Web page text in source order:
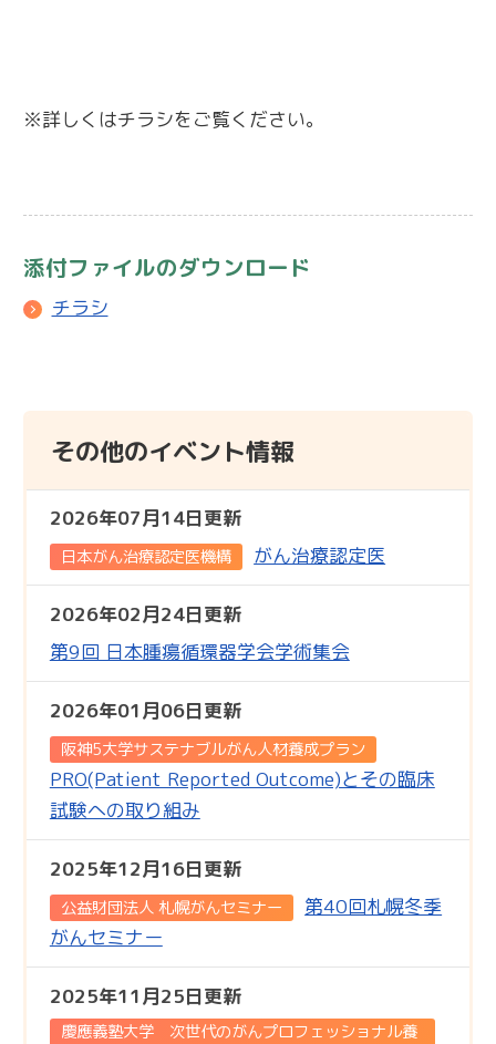
※詳しくはチラシをご覧ください。
添付ファイルのダウンロード
チラシ
その他のイベント情報
2026年07月14日更新
日本がん治療認定医機構 がん治療認定医
2026年02月24日更新
第9回 日本腫瘍循環器学会学術集会
2026年01月06日更新
阪神5大学サステナブルがん人材養成プラン
PRO(Patient Reported Outcome)とその臨床
試験への取り組み
2025年12月16日更新
公益財団法人 札幌がんセミナー
第40回札幌冬季
がんセミナー
2025年11月25日更新
慶應義塾大学 次世代のがんプロフェッショナル養